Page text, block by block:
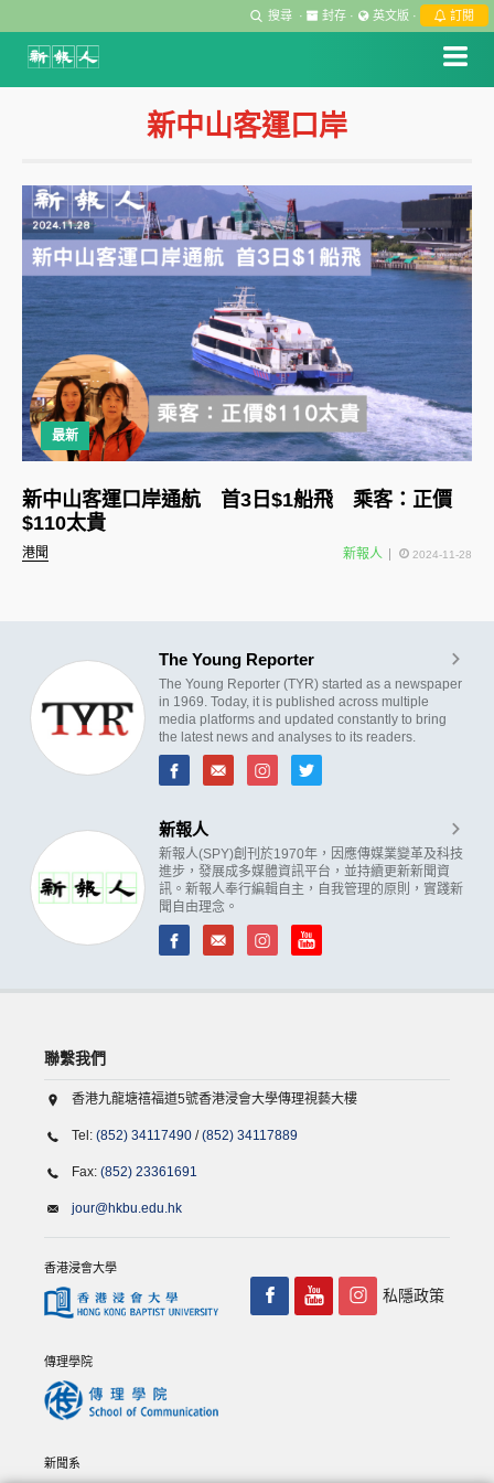
搜尋 · 封存 · 英文版 · 訂閱
新中山客運口岸
最新
港聞
新中山客運口岸通航 首3日$1船飛 乘客：正價
$110太貴
新報人 2024-11-28
The Young Reporter
The Young Reporter (TYR) started as a newspaper
in 1969. Today, it is published across multiple
media platforms and updated constantly to bring
the latest news and analyses to its readers.
新報人
新報人(SPY)創刊於1970年，因應傳媒業變革及科技
進步，發展成多媒體資訊平台，並持續更新新聞資
訊。新報人奉行編輯自主，自我管理的原則，實踐新
聞自由理念。
聯繫我們
香港九龍塘禧福道5號香港浸會大學傳理視藝大樓
Tel: (852) 34117490 /(852) 34117889
Fax: (852) 23361691
jour@hkbu.edu.hk
香港浸會大學
傳理學院
新聞系
私隱政策